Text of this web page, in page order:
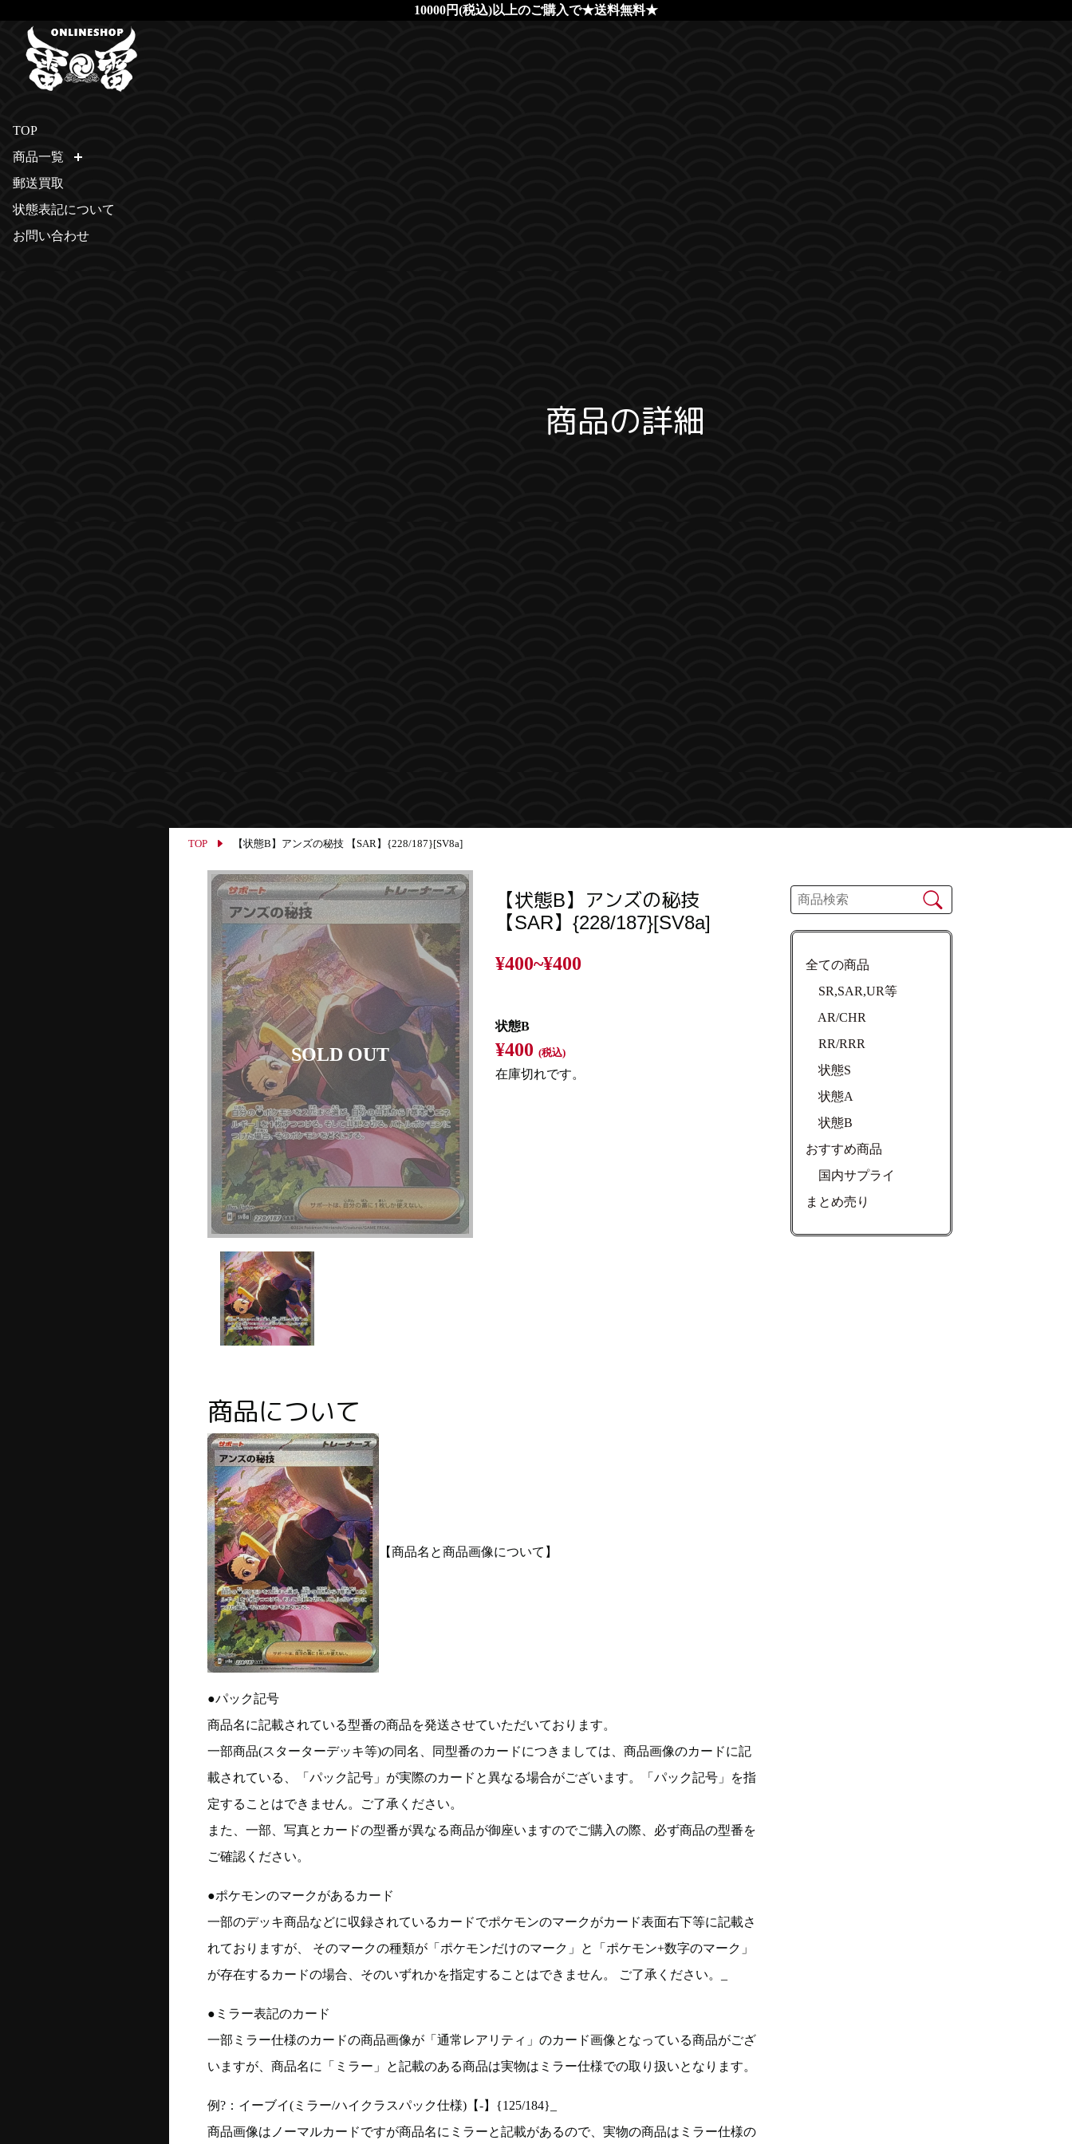
10000円(税込)以上のご購入で★送料無料★
商品の詳細
TOP 【状態B】アンズの秘技 【SAR】{228/187}[SV8a]
【状態B】アンズの秘技
【SAR】{228/187}[SV8a]
¥400~¥400
状態B
¥400(税込)
在庫切れです。
商品について
【商品名と商品画像について】
●パック記号
商品名に記載されている型番の商品を発送させていただいております。
一部商品(スターターデッキ等)の同名、同型番のカードにつきましては、商品画像のカードに記
載されている、「パック記号」が実際のカードと異なる場合がございます。「パック記号」を指
定することはできません。ご了承ください。
また、一部、写真とカードの型番が異なる商品が御座いますのでご購入の際、必ず商品の型番を
ご確認ください。
●ポケモンのマークがあるカード
一部のデッキ商品などに収録されているカードでポケモンのマークがカード表面右下等に記載さ
れておりますが、 そのマークの種類が「ポケモンだけのマーク」と「ポケモン+数字のマーク」
が存在するカードの場合、そのいずれかを指定することはできません。 ご了承ください。_
●ミラー表記のカード
一部ミラー仕様のカードの商品画像が「通常レアリティ」のカード画像となっている商品がござ
いますが、商品名に「ミラー」と記載のある商品は実物はミラー仕様での取り扱いとなります。
例?：イーブイ(ミラー/ハイクラスパック仕様)【-】{125/184}_
商品画像はノーマルカードですが商品名にミラーと記載があるので、実物の商品はミラー仕様の
全ての商品
SR,SAR,UR等
AR/CHR
RR/RRR
状態S
状態A
状態B
おすすめ商品
国内サプライ
まとめ売り
TOP
商品一覧
郵送買取
状態表記について
お問い合わせ